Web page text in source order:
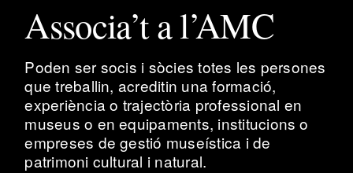
Associa’t a l’AMC
Poden ser socis i sòcies totes les persones
que treballin, acreditin una formació,
experiència o trajectòria professional en
museus o en equipaments, institucions o
empreses de gestió museística i de
patrimoni cultural i natural.